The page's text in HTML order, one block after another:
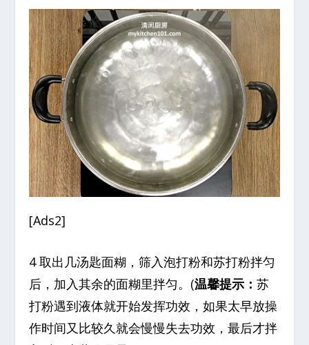
[Ads2]
4 取出几汤匙面糊，筛入泡打粉和苏打粉拌匀
后，加入其余的面糊里拌匀。(温馨提示：苏
打粉遇到液体就开始发挥功效，如果太早放操
作时间又比较久就会慢慢失去功效，最后才拌